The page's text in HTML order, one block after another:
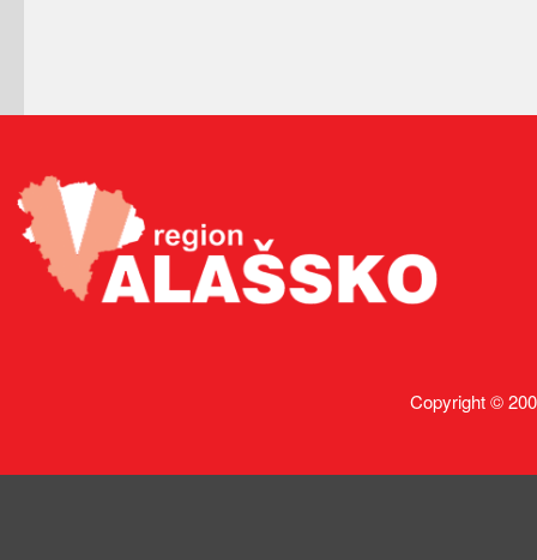
Copyright ©